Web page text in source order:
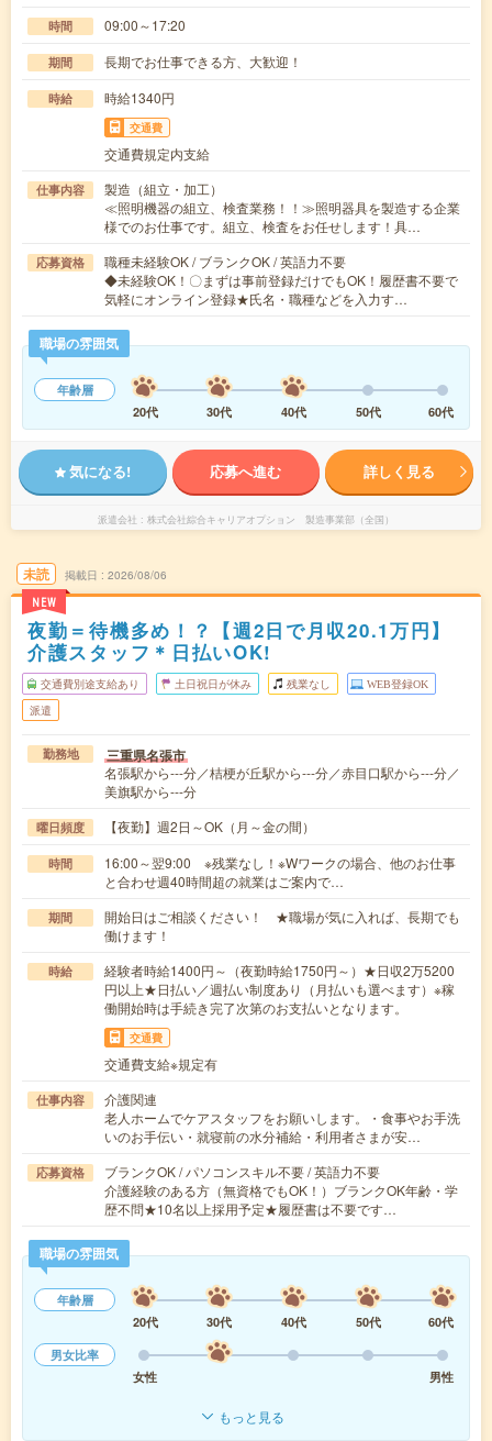
時間 09:00～17:20
期間 長期でお仕事できる方、大歓迎！
時給 時給1340円
交通費
交通費規定内支給
仕事内容
製造（組立・加工）
≪照明機器の組立、検査業務！！≫照明器具を製造する企業
様でのお仕事です。組立、検査をお任せします！具…
応募資格
職種未経験OK / ブランクOK / 英語力不要
◆未経験OK！〇まずは事前登録だけでもOK！履歴書不要で
気軽にオンライン登録★氏名・職種などを入力す…
職場の雰囲気
年齢層
20代
30代 40代 50代 60代
気になる! 応募へ進む 詳しく見る
派遣会社 株式会社綜合キャリアオプション 製造事業部（全国）
未読
NEW
掲載日 2026/08/06
夜勤＝待機多め！？【週2日で月収20.1万円】
介護スタッフ＊日払いOK!
交通費別途支給あり 土日祝日が休み 残業なし WEB登録OK
派遣
勤務地 三重県名張市
名張駅から---分／桔梗が丘駅から---分／赤目口駅から---分／
美旗駅から---分
曜日頻度 【夜勤】週2日～OK（月～金の間）
時間
16:00～翌9:00 ※残業なし！※Wワークの場合、他のお仕事
と合わせ週40時間超の就業はご案内で…
期間
開始日はご相談ください！ ★職場が気に入れば、長期でも
働けます！
時給
経験者時給1400円～（夜勤時給1750円～）★日収2万5200
円以上★日払い／週払い制度あり（月払いも選べます）※稼
働開始時は手続き完了次第のお支払いとなります。
交通費
交通費支給※規定有
仕事内容
介護関連
老人ホームでケアスタッフをお願いします。・食事やお手洗
いのお手伝い・就寝前の水分補給・利用者さまが安…
応募資格
ブランクOK / パソコンスキル不要 / 英語力不要
介護経験のある方（無資格でもOK！）ブランクOK年齢・学
歴不問★10名以上採用予定★履歴書は不要です…
職場の雰囲気
年齢層
20代
30代 40代 50代
60代
男女比率
女性
男性
もっと見る